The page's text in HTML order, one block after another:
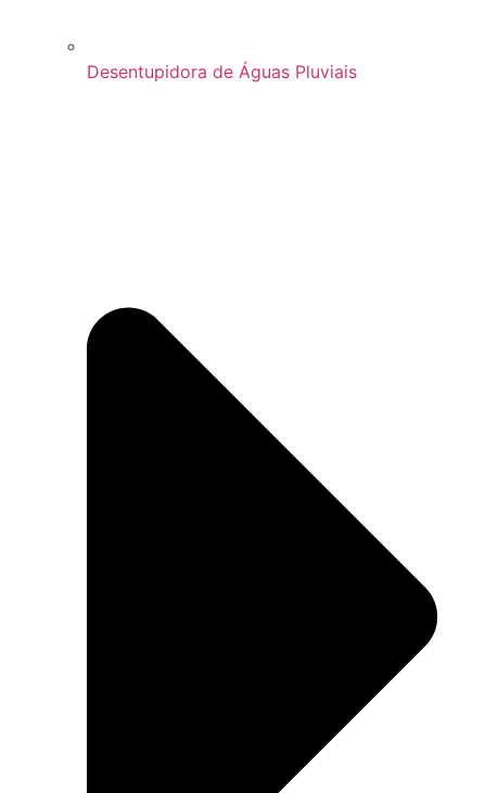
Desentupidora de Águas Pluviais